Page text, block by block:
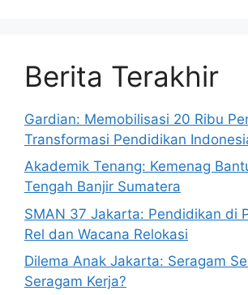
Berita Terakhir
Gardian: Memobilisasi 20 Ribu
Transformasi Pendidikan
Akademik Tenang: Kemenag
Tengah Banjir Sumatera
SMAN 37 Jakarta: Pendidikan di
Rel dan Wacana Relokasi
Dilema Anak Jakarta: Seragam
Seragam Kerja?